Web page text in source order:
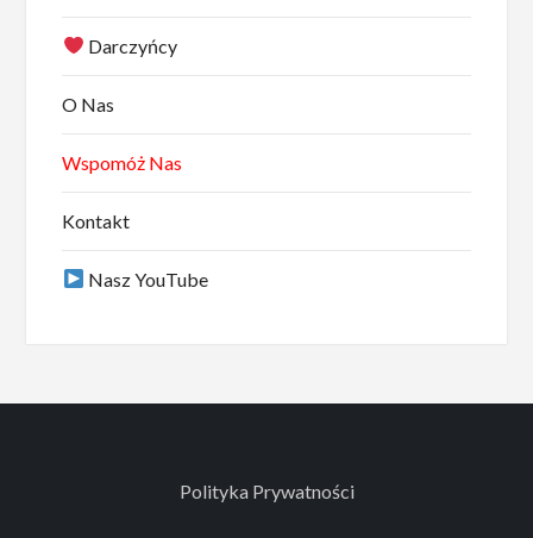
Darczyńcy
O Nas
Wspomóż Nas
Kontakt
Nasz YouTube
Polityka Prywatności